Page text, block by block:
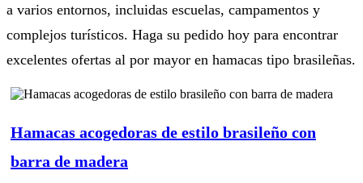
a varios entornos, incluidas escuelas, campamentos y
complejos turísticos. Haga su pedido hoy para encontrar
excelentes ofertas al por mayor en hamacas tipo brasileñas.
Hamacas acogedoras de estilo brasileño con
barra de madera